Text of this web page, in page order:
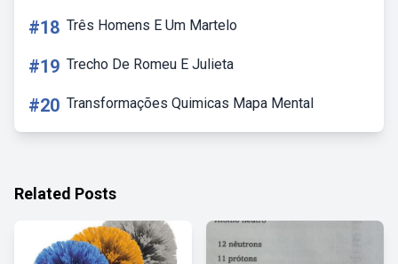
#18 Três Homens E Um Martelo
#19 Trecho De Romeu E Julieta
#20 Transformações Quimicas Mapa Mental
Related Posts